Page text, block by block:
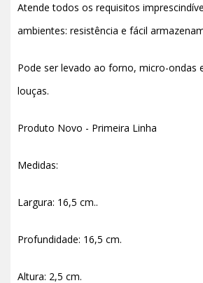
Atende todos os requisitos
ambientes: resistência e fácil
Pode ser levado ao forno, micro-ondas
louças.
Produto Novo - Primeira Linha
Medidas:
Largura: 16,5 cm..
Profundidade: 16,5 cm.
Altura: 2,5 cm.